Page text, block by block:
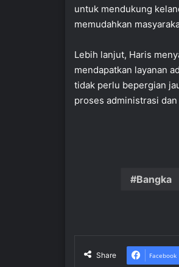
untuk mendukung
memudahkan
Lebih lanjut, Haris
mendapatkan layanan
tidak perlu bepergian
proses administrasi
Bangka
Share Facebook